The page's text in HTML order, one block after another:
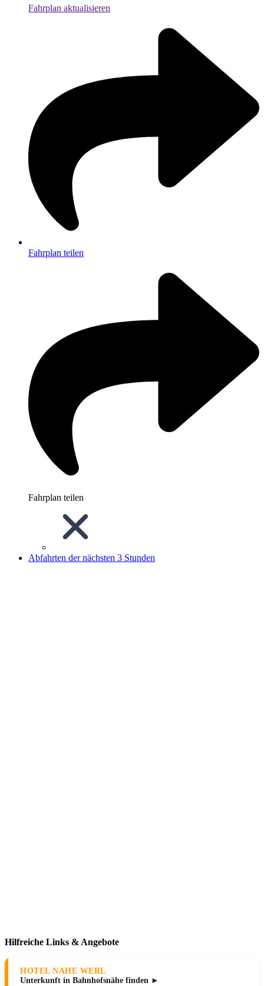
Fahrplan aktualisieren
Fahrplan teilen
Fahrplan teilen
Abfahrten der nächsten 3 Stunden
Hilfreiche Links & Angebote
HOTEL NAHE WERL
Unterkunft in Bahnhofsnähe finden ►